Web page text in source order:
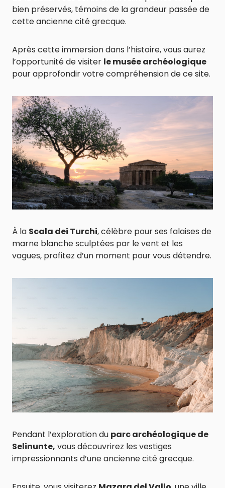
bien préservés, témoins de la grandeur passée de
cette ancienne cité grecque.
Après cette immersion dans l’histoire, vous aurez
l’opportunité de visiter le musée archéologique
pour approfondir votre compréhension de ce site.
À la Scala dei Turchi, célèbre pour ses falaises de
marne blanche sculptées par le vent et les
vagues, profitez d’un moment pour vous détendre.
Pendant l’exploration du parc archéologique de
Selinunte, vous découvrirez les vestiges
impressionnants d’une ancienne cité grecque.